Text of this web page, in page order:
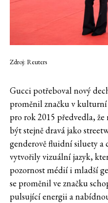
Zdroj: Reuters
Gucci potřeboval nový
proměnil značku v
pro rok 2015 předvedla,
být stejně dravá jako
genderově fluidní siluety a
vytvořily vizuální jazyk,
pozornost médií i mladší
se proměnil ve značku
pulsující energii a